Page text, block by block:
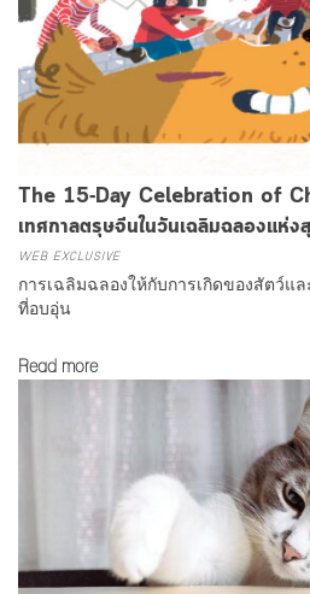
The 15-Day Celebration of
เทศกาลตรุษจีนในวันเฉลิมฉลองแห่ง
WEB EXCLUSIVE
การเฉลิมฉลองให้กับการเกิดของสัตว์แ
ที่อบอุ่น
Read more